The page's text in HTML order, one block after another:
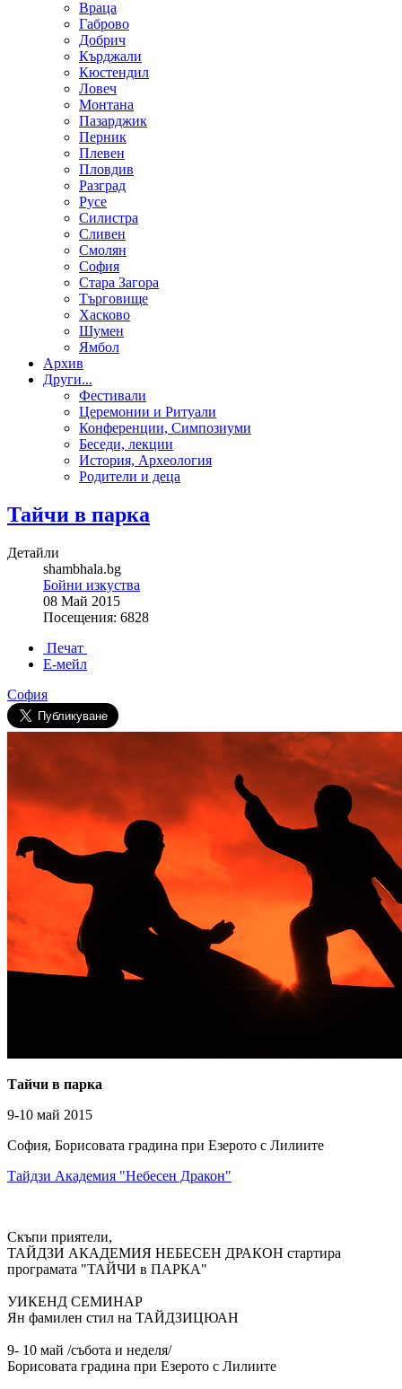
Враца
Габрово
Добрич
Кърджали
Кюстендил
Ловеч
Монтана
Пазарджик
Перник
Плевен
Пловдив
Разград
Русе
Силистра
Сливен
Смолян
София
Стара Загора
Търговище
Хасково
Шумен
Ямбол
Aрхив
Други...
Фестивали
Церемонии и Ритуали
Конференции, Симпозиуми
Беседи, лекции
История, Археология
Родители и деца
Тайчи в парка
Детайли
shambhala.bg
Бойни изкуства
08 Май 2015
Посещения: 6828
Печат
Е-мейл
София
Тайчи в парка
9-10 май 2015
София, Борисовата градина при Езерото с Лилиите
Тайдзи Академия "Небесен Дракон"
Скъпи приятели,
ТАЙДЗИ АКАДЕМИЯ НЕБЕСЕН ДРАКОН стартира
програмата "ТАЙЧИ в ПАРКА"
УИКЕНД СЕМИНАР
Ян фамилен стил на ТАЙДЗИЦЮАН
9- 10 май /събота и неделя/
Борисовата градина при Езерото с Лилиите